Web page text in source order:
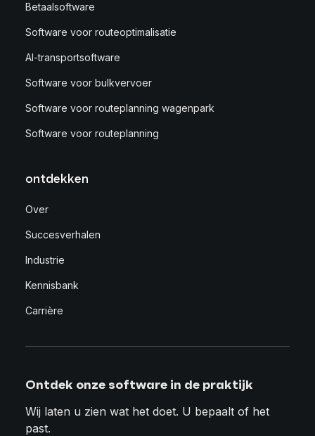
Betaalsoftware
Software voor routeoptimalisatie
AI-transportsoftware
Software voor bulkvervoer
Software voor routeplanning wagenpark
Software voor routeplanning
ontdekken
Over
Succesverhalen
Industrie
Kennisbank
Carrière
Ontdek onze software in de praktijk
Wij laten u zien wat het doet. U bepaalt of het
past.